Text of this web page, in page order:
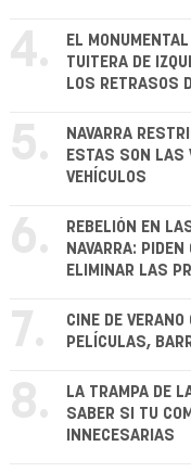
4.
EL
TUITERA DE
LOS RETRASOS
5.
NAVARRA
ESTAS SON LAS
VEHÍCULOS
6.
REBELIÓN EN
NAVARRA:
ELIMINAR LAS
7.
CINE DE
PELÍCULAS,
8.
LA TRAMPA DE
SABER SI TU
INNECESARIAS